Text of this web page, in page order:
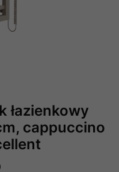
łazienkowy
cappuccino